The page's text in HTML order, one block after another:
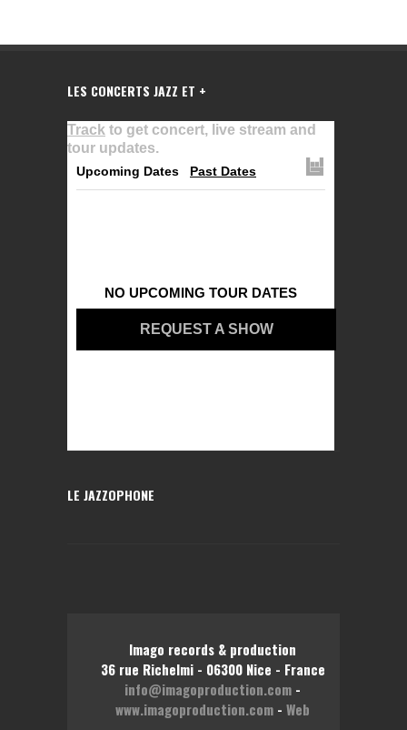
LES CONCERTS JAZZ ET +
Track to get concert, live stream and
tour updates.
Upcoming Dates Past Dates
NO UPCOMING TOUR DATES
REQUEST A SHOW
LE JAZZOPHONE
Imago records & production
36 rue Richelmi - 06300 Nice - France
info@imagoproduction.com -
www.imagoproduction.com - Web